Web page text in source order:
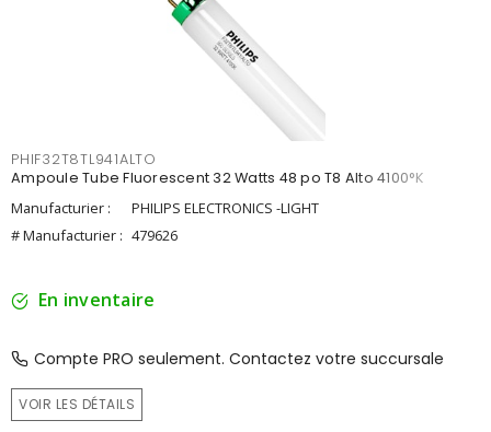
PHIF32T8TL941ALTO
Ampoule Tube Fluorescent 32 Watts 48 po T8 Alto 4100°K
Manufacturier :
PHILIPS ELECTRONICS -LIGHT
# Manufacturier : 479626
En inventaire
Compte PRO seulement. Contactez votre succursale
VOIR LES DÉTAILS